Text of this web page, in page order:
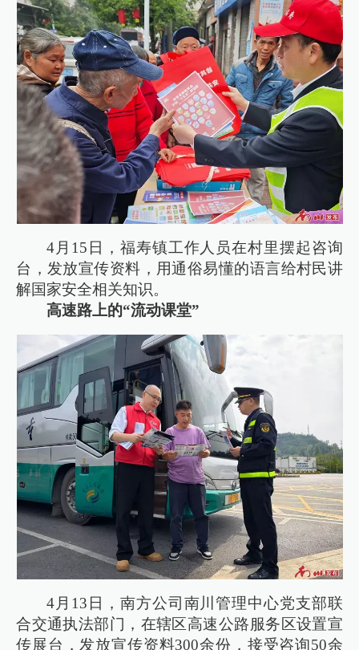
4月15日，福寿镇工作人员在村里摆起咨询
台，发放宣传资料，用通俗易懂的语言给村民讲
解国家安全相关知识。
高速路上的“流动课堂”
4月13日，南方公司南川管理中心党支部联
合交通执法部门，在辖区高速公路服务区设置宣
传展台，发放宣传资料300余份，接受咨询50余